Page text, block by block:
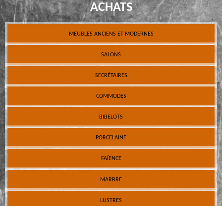
ACHATS
MEUBLES ANCIENS ET MODERNES
SALONS
SECRÉTAIRES
COMMODES
BIBELOTS
PORCELAINE
FAÏENCE
MARBRE
LUSTRES